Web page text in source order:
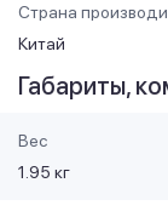
Страна
Китай
Габариты,
Вес
1.95 кг